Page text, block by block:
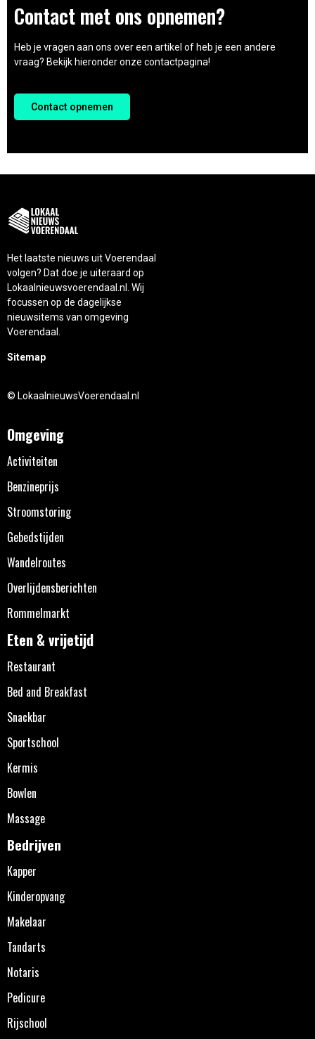
Contact met ons opnemen?
Heb je vragen aan ons over een artikel of heb je een andere
vraag? Bekijk hieronder onze contactpagina!
Contact opnemen
Het laatste nieuws uit Voerendaal
volgen? Dat doe je uiteraard op
Lokaalnieuwsvoerendaal.nl. Wij
focussen op de dagelijkse
nieuwsitems van omgeving
Voerendaal.
Sitemap
© LokaalnieuwsVoerendaal.nl
Omgeving
Activiteiten
Benzineprijs
Stroomstoring
Gebedstijden
Wandelroutes
Overlijdensberichten
Rommelmarkt
Eten & vrijetijd
Restaurant
Bed and Breakfast
Snackbar
Sportschool
Kermis
Bowlen
Massage
Bedrijven
Kapper
Kinderopvang
Makelaar
Tandarts
Notaris
Pedicure
Rijschool